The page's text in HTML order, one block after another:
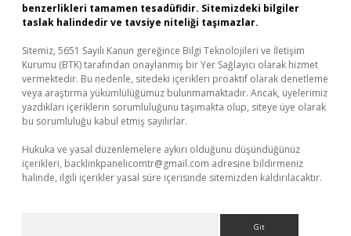
benzerlikleri tamamen tesadüfidir. Sitemizdeki bilgiler
taslak halindedir ve tavsiye niteliği taşımazlar.
Sitemiz, 5651 Sayılı Kanun gereğince Bilgi Teknolojileri ve İletişim
Kurumu (BTK) tarafından onaylanmış bir Yer Sağlayıcı olarak hizmet
vermektedir. Bu nedenle, sitedeki içerikleri proaktif olarak denetleme
veya araştırma yükümlülüğümüz bulunmamaktadır. Ancak, üyelerimiz
yazdıkları içeriklerin sorumluluğunu taşımakta olup, siteye üye olarak
bu sorumluluğu kabul etmiş sayılırlar.
Hukuka ve yasal düzenlemelere aykırı olduğunu düşündüğünüz
içerikleri, backlinkpanelicomtr@gmail.com adresine bildirmeniz
halinde, ilgili içerikler yasal süre içerisinde sitemizden kaldırılacaktır.